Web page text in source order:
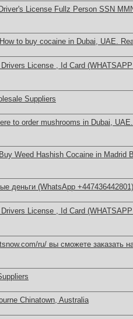
License Fullz Person SSN
to buy cocaine in Dubai, UAE.
License , Id Card
Suppliers
to order mushrooms in Dubai,
Weed Hashish Cocaine in Madrid
деньги (WhatsApp +447436442801)
License , Id Card
ru/ вы сможете заказать
Chinatown, Australia